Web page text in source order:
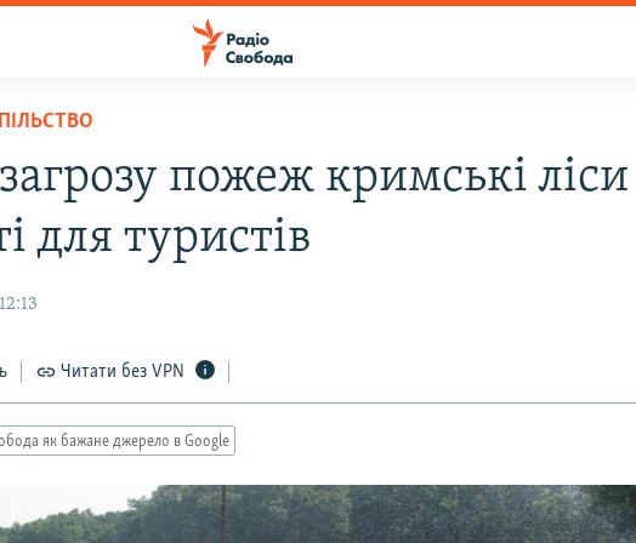
пожеж кримські ліси
для туристів
Читати без VPN
як бажане джерело в Google